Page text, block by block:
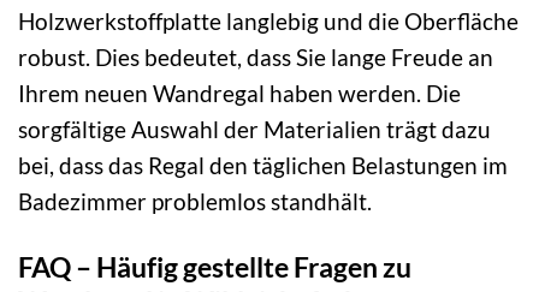
Holzwerkstoffplatte langlebig und die Oberfläche
robust. Dies bedeutet, dass Sie lange Freude an
Ihrem neuen Wandregal haben werden. Die
sorgfältige Auswahl der Materialien trägt dazu
bei, dass das Regal den täglichen Belastungen im
Badezimmer problemlos standhält.
FAQ – Häufig gestellte Fragen zu